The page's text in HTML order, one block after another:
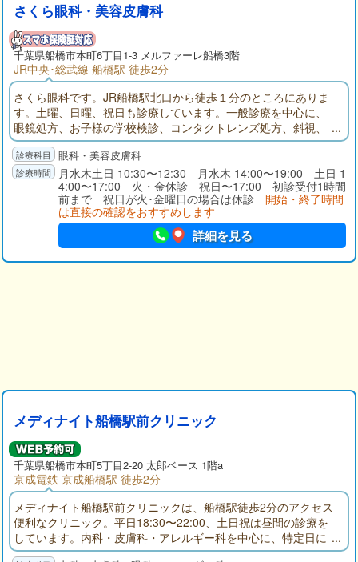
さくら眼科・美容皮膚科
千葉県船橋市本町6丁目1-3 メルファーレ船橋3階
JR中央･総武線 船橋駅 徒歩2分
さくら眼科です。JR船橋駅北口から徒歩１分のところにありま
す。土曜、日曜、祝日も診療しています。一般診療を中心に、
眼鏡処方、お子様の学校検診、コンタクトレンズ処方、斜視、
白内障、緑内障などの治療相談も随時行っています。ご希望に
応じ、ドライアイ・眼精疲労などの解消にプラセンタ治療も提
案しています。診療を通して船橋地域の皆様の目の健康を考
え、最善の医療サービスの提供を目指しています。
眼科・美容皮膚科
月水木土日 10:30〜12:30 月水木 14:00〜19:00 土日 1
4:00〜17:00 火・金休診 祝日〜17:00 初診受付1時間
前まで 祝日が火･金曜日の場合は休診 開始・終了時間
は直接の確認をおすすめします
詳細を見る
メディナイト船橋駅前クリニック
千葉県船橋市本町5丁目2-20 太郎ベース 1階a
京成電鉄 京成船橋駅 徒歩2分
メディナイト船橋駅前クリニックは、船橋駅徒歩2分のアクセス
便利なクリニック。平日18:30〜22:00、土日祝は昼間の診療を
しています。内科・皮膚科・アレルギー科を中心に、特定日に
は眼科診療にも対応。さらにピル・性感染症・AGA・ED・禁煙